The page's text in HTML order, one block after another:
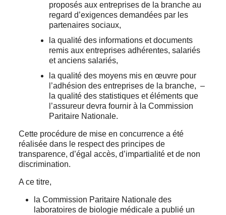
proposés aux entreprises de la branche au
regard d’exigences demandées par les
partenaires sociaux,
la qualité des informations et documents
remis aux entreprises adhérentes, salariés
et anciens salariés,
la qualité des moyens mis en œuvre pour
l’adhésion des entreprises de la branche, –
la qualité des statistiques et éléments que
l’assureur devra fournir à la Commission
Paritaire Nationale.
Cette procédure de mise en concurrence a été
réalisée dans le respect des principes de
transparence, d’égal accès, d’impartialité et de non
discrimination.
A ce titre,
la Commission Paritaire Nationale des
laboratoires de biologie médicale a publié un